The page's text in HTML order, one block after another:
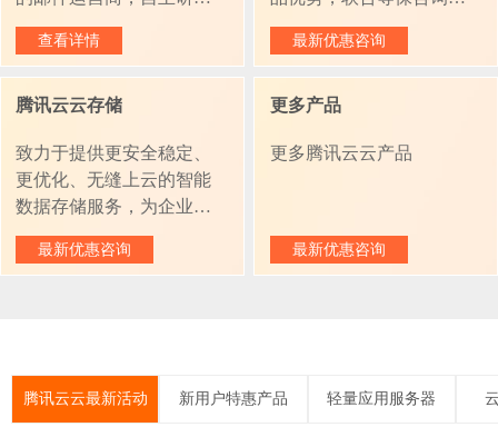
磐石，致力于提供永不停
机的计算服务。
腾讯云邮箱。腾讯云邮箱
拥有与支付宝同等级的安
全攻防体系，每用户不限
容量，多终端支持，钉+邮
企业邮箱本地部署，符合
全栈国产化要求，同时售
后7*24小时VIP服务支持，
保障数据迁移无缝对接。
查看详情
等保测评机构等合作资
源，提供一站式等保测评
服务，覆盖等保定级、备
案、建设整改及测评阶
评。驱动企业高速、便
最新优惠咨询
腾讯云云存储
致力于提供更安全稳定、
更优化、无缝上云的智能
数据存储服务，为企业上
云、实现数字化转型奠定
数据基础。腾讯云云对象
节省 70% 的费用。
最新优惠咨询
更多产品
更多腾讯云云产品
最新优惠咨询
腾讯云云最新活动 新用户特惠产品 轻量应用服务器